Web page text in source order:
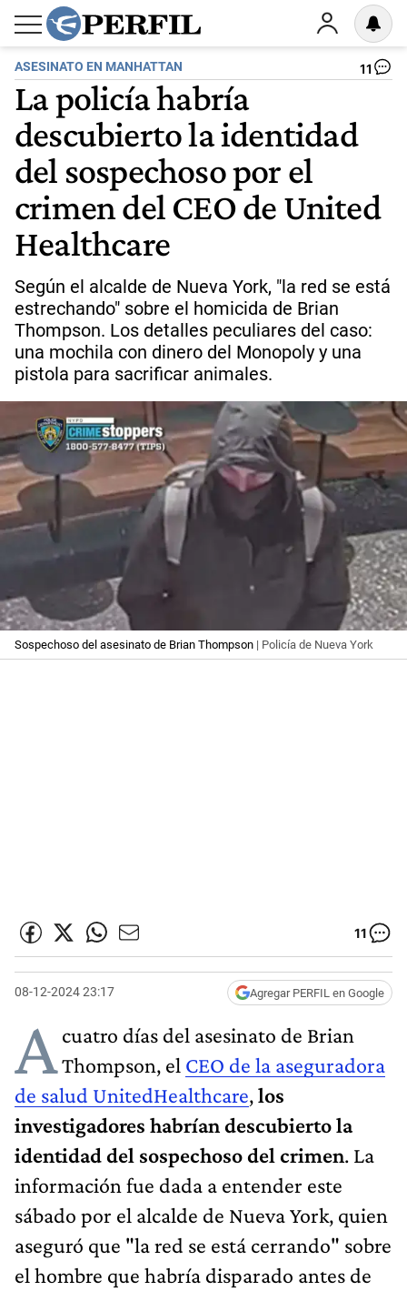
ASESINATO EN MANHATTAN 11
La policía habría
descubierto la identidad
del sospechoso por el
crimen del CEO de United
Healthcare
Según el alcalde de Nueva York, "la red se está
estrechando" sobre el homicida de Brian
Thompson. Los detalles peculiares del caso:
una mochila con dinero del Monopoly y una
pistola para sacrificar animales.
Sospechoso del asesinato de Brian Thompson | Policía de Nueva York
11
08-12-2024 23:17 Agregar PERFIL en Google
Acuatro días del asesinato de Brian
Thompson, el CEO de la aseguradora
de salud UnitedHealthcare,los
investigadores habrían descubierto la
identidad del sospechoso del crimen. La
información fue dada a entender este
sábado por el alcalde de Nueva York, quien
aseguró que "la red se está cerrando" sobre
el hombre que habría disparado antes de